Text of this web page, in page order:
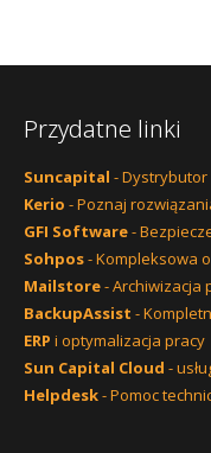
Przydatne linki
Suncapital -
Kerio - Poznaj
GFI Software-
Sohpos- Kompleksowa
Mailstore- Archiwizacja
BackupAssist -
ERP i optymalizacja pracy
Sun Capital Cloud -
Helpdesk- Pomoc